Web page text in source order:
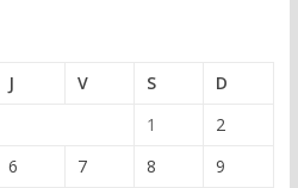
J V S
D
1
2
6 7 8
9